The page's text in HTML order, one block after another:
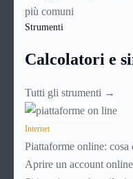
più comuni
Strumenti
Calcolatori e
Tutti gli strumenti →
Internet
Piattaforme online:
usare servizi in tempo
Aprire un account